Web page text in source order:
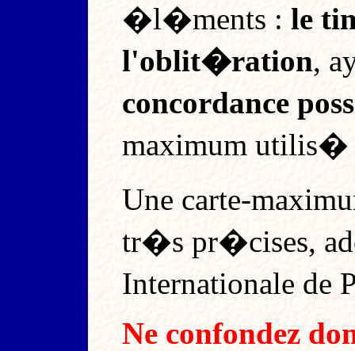
�l�ments : le
l'oblit�ration,
concordance
maximum utilis�
Une carte-
tr�s pr�cises,
Internationale de
Ne confondez